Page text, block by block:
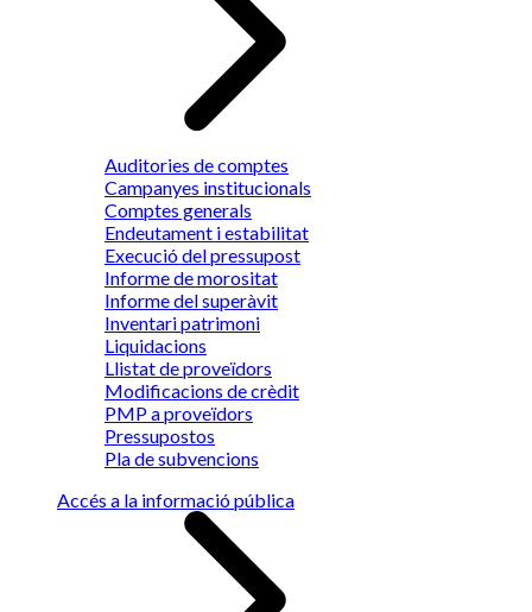
Auditories de comptes
Campanyes institucionals
Comptes generals
Endeutament i estabilitat
Execució del pressupost
Informe de morositat
Informe del superàvit
Inventari patrimoni
Liquidacions
Llistat de proveïdors
Modificacions de crèdit
PMP a proveïdors
Pressupostos
Pla de subvencions
Accés a la informació pública